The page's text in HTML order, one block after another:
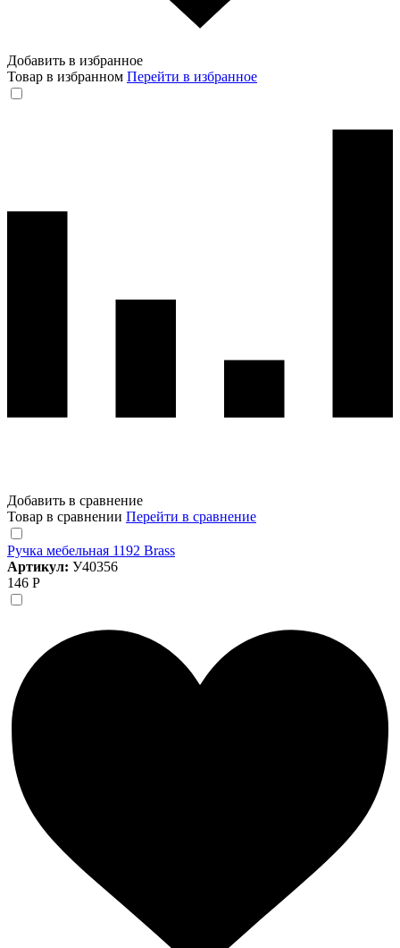
Добавить в избранное
Товар в избранном Перейти в избранное
Добавить в сравнение
Товар в сравнении Перейти в сравнение
Ручка мебельная 1192 Brass
Артикул: У40356
146 Р